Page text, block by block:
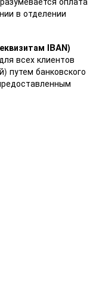
в отделении
IBAN)
всех клиентов
путем банковского